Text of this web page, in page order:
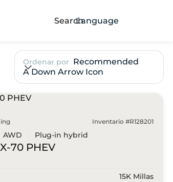
SearchLanguage
Ordenar por Recommended
A Down Arrow Icon
Inventario #R128201
AWD Plug-in hybrid
70 PHEV
15K Millas